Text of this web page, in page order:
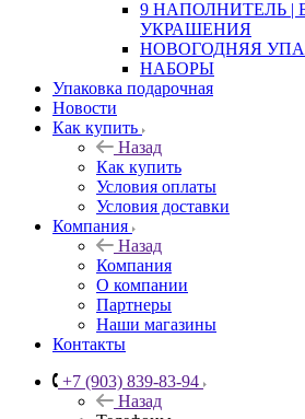
9 НАПОЛНИТЕЛЬ |
УКРАШЕНИЯ
НОВОГОДНЯЯ
НАБОРЫ
Упаковка подарочная
Новости
Как купить
Назад
Как купить
Условия оплаты
Условия доставки
Компания
Назад
Компания
О компании
Партнеры
Наши магазины
Контакты
+7 (903) 839-83-94
Назад